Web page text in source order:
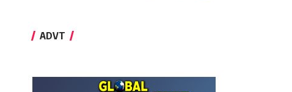
ADVT